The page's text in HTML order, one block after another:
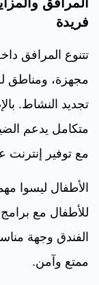
فريدة
تتنوع المرافق
مجهزة، ومناطق
تجديد النشاط.
متكامل يدعم
مع توفير إنترنت
الأطفال ليسوا
للأطفال مع
الفندق وجهة
ممتع وآمن.